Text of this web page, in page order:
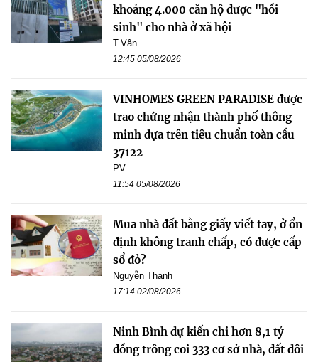
khoảng 4.000 căn hộ được "hồi
sinh" cho nhà ở xã hội
T.Vân
12:45 05/08/2026
VINHOMES GREEN PARADISE được
trao chứng nhận thành phố thông
minh dựa trên tiêu chuẩn toàn cầu
37122
PV
11:54 05/08/2026
Mua nhà đất bằng giấy viết tay, ở ổn
định không tranh chấp, có được cấp
sổ đỏ?
Nguyễn Thanh
17:14 02/08/2026
Ninh Bình dự kiến chi hơn 8,1 tỷ
đồng trông coi 333 cơ sở nhà, đất dôi